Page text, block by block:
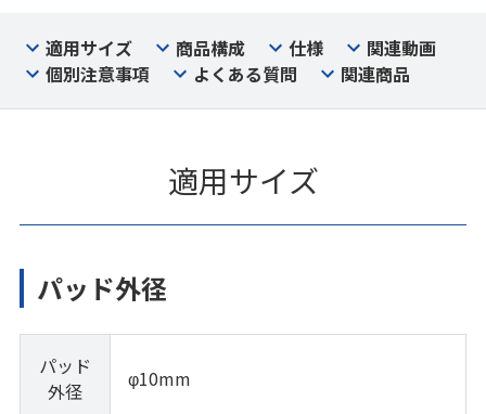
適用サイズ 商品構成 仕様
関連動画
個別注意事項
よくある質問 関連商品
適用サイズ
パッド外径
パッド
外径
φ10mm